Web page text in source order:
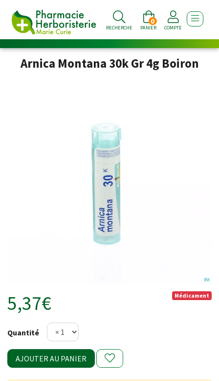
RECHERCHE PANIER
0
COMPTE
Arnica Montana 30k Gr 4g Boiron
Médicament
5,37€
Quantité
AJOUTER AU PANIER